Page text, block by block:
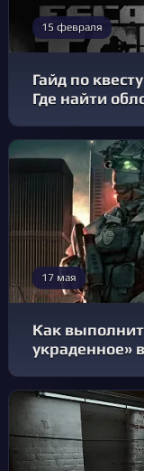
15 февраля
Гайд по
Где найти
17 мая
Как
украденное»